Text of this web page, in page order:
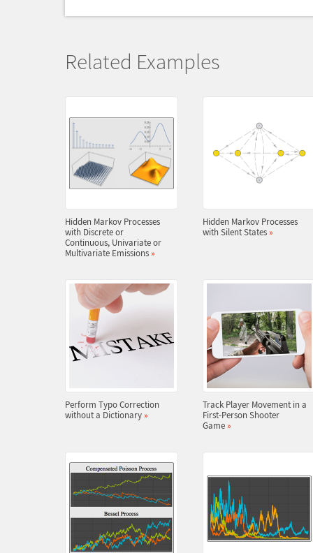
Related Examples
Hidden Markov Processes
with Discrete or
Continuous, Univariate or
Multivariate Emissions »
Hidden Markov Processes
with Silent States »
Perform Typo Correction
without a Dictionary »
Track Player Movement in a
First-Person Shooter
Game »